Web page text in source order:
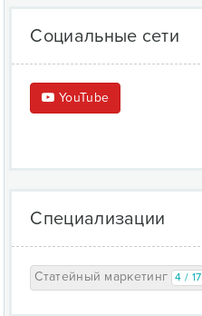
Социальные сети
YouTube
Специализации
Статейный маркетинг 4 / 17